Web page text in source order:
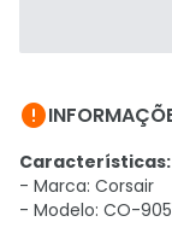

Características:
- Marca: Corsair
- Modelo: CO-